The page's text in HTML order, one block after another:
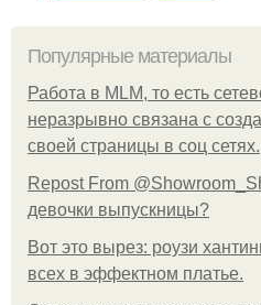
Популярные материалы
Работа в MLM, то есть
неразрывно связана с
своей страницы в соц сетях.
Repost From
девочки выпускницы?
Вот это вырез: роузи
всех в эффектном платьe.